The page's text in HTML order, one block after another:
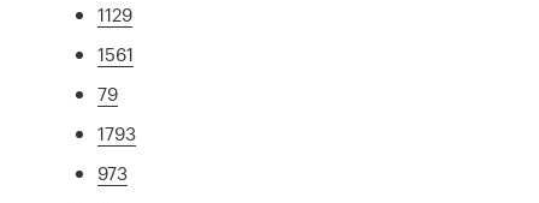
1129
1561
79
1793
973